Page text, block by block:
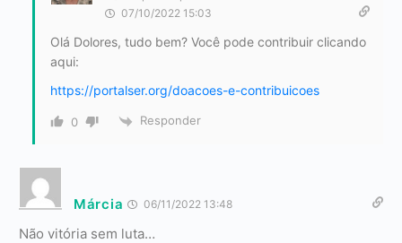
07/10/2022 15:03
Olá Dolores, tudo bem? Você pode contribuir clicando
aqui:
https://portalser.org/doacoes-e-contribuicoes
0 Responder
Márcia 06/11/2022 13:48
Não vitória sem luta…